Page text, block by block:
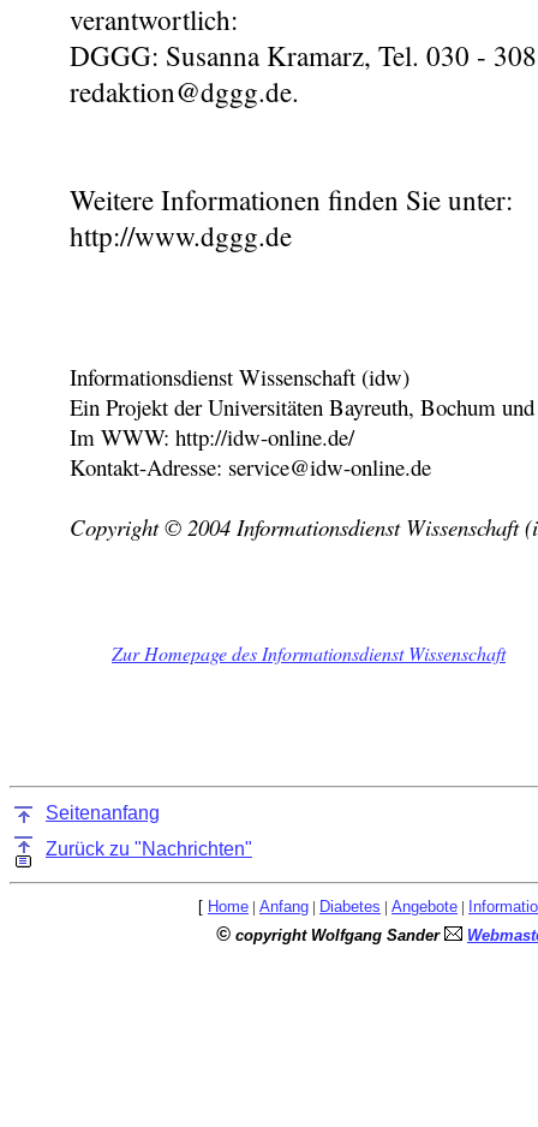
verantwortlich:
DGGG: Susanna Kramarz, Tel. 030 -
redaktion@dggg.de.
Weitere Informationen finden Sie unter:
http://www.dggg.de
Informationsdienst Wissenschaft (idw)
Ein Projekt der Universitäten Bayreuth, Bochum
Im WWW: http://idw-online.de/
Kontakt-Adresse: service@idw-online.de
Copyright © 2004 Informationsdienst Wissenschaft
Zur Homepage des Informationsdienst Wissenschaft
Seitenanfang
Zurück zu "Nachrichten"
[ Home | Anfang | Diabetes | Angebote |
© copyright Wolfgang Sander